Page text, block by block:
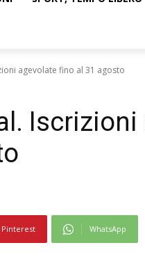
agevolate fino al 31 agosto
Iscrizioni
Pinterest WhatsApp